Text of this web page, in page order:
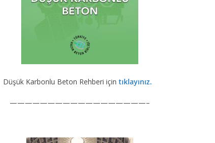
Düşük Karbonlu Beton Rehberi için tıklayınız.
——————————————————–